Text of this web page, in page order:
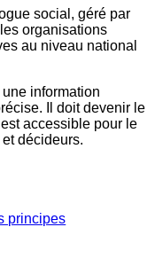
social, géré par
organisations
au niveau national
information
Il doit devenir le
accessible pour le
décideurs.
principes